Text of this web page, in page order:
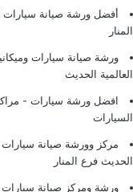
أفضل ورشة صيانة
المنار
ورشة صيانة سيارات
العالمية الحديث
افضل ورشة سيارات -
السيارات
مركز وورشة صيانة
الحديث فرع المنار
ورشة ومركز صيانة سيارات